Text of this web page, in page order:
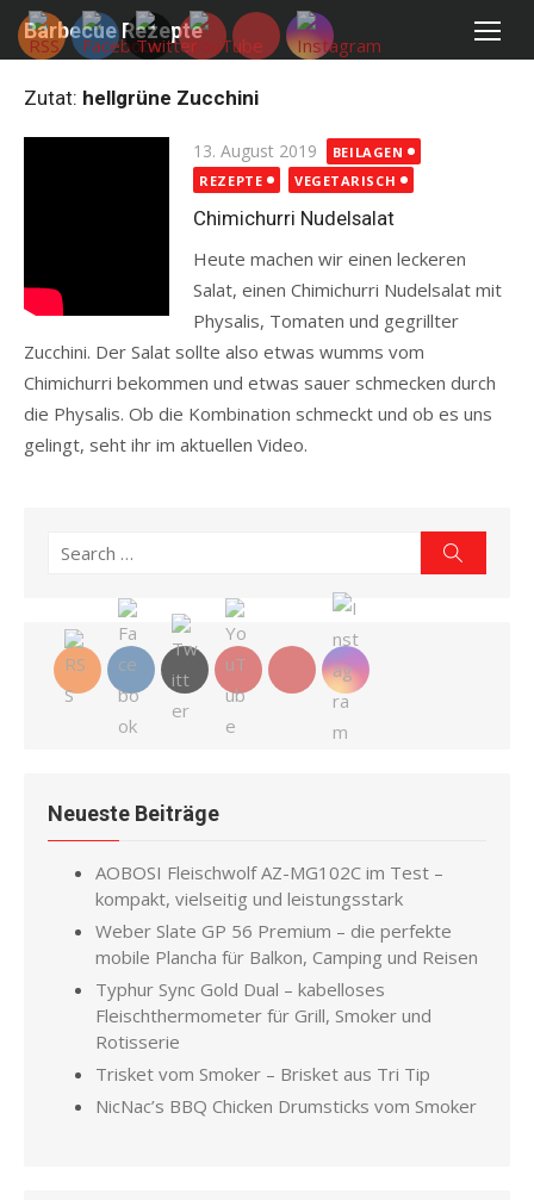
Skip
Barbecue Rezepte
Zutat: hellgrüne Zucchini
Posted
on
13. August 2019
BEILAGEN
REZEPTE
VEGETARISCH
Chimichurri Nudelsalat
Heute machen wir einen leckeren
Salat, einen Chimichurri Nudelsalat mit
Physalis, Tomaten und gegrillter
Zucchini. Der Salat sollte also etwas wumms vom
Chimichurri bekommen und etwas sauer schmecken durch
die Physalis. Ob die Kombination schmeckt und ob es uns
gelingt, seht ihr im aktuellen Video.
Search
Neueste Beiträge
AOBOSI Fleischwolf AZ-MG102C im Test –
kompakt, vielseitig und leistungsstark
Weber Slate GP 56 Premium – die perfekte
mobile Plancha für Balkon, Camping und Reisen
Typhur Sync Gold Dual – kabelloses
Fleischthermometer für Grill, Smoker und
Rotisserie
Trisket vom Smoker – Brisket aus Tri Tip
NicNac’s BBQ Chicken Drumsticks vom Smoker